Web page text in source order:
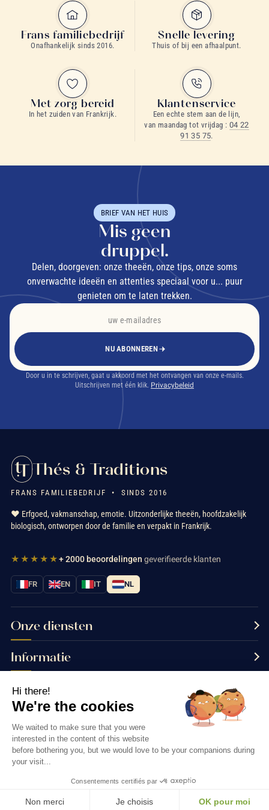
Frans familiebedrijf
Onafhankelijk sinds 2016.
Snelle levering
Thuis of bij een afhaalpunt.
Met zorg bereid
In het zuiden van Frankrijk.
Klantenservice
Een echte stem aan de lijn,
van maandag tot vrijdag : 04 22
91 35 75.
BRIEF VAN HET HUIS
Mis geen
druppel.
Delen, doorgeven: onze theeën, onze tips, onze soms
onverwachte ideeën en attenties speciaal voor u... puur
genieten om te laten trekken.
NU ABONNEREN
Door u in te schrijven, gaat u akkoord met het ontvangen van onze e-mails.
Uitschrijven met één klik. Privacybeleid
Thés & Traditions
FRANS FAMILIEBEDRIJF • SINDS 2016
❤️ Erfgoed, vakmanschap, emotie. Uitzonderlijke theeën, hoofdzakelijk
biologisch, ontworpen door de familie en verpakt in Frankrijk.
★★★★★+ 2000 beoordelingen geverifieerde klanten
FR EN IT NL
Onze diensten
Informatie
Neem contact met ons op
Thés & Traditions © 2026
Hi there!
We're the cookies
We waited to make sure that you were
interested in the content of this website
before bothering you, but we would love to be your companions during
your visit...
Consentements certifiés par
Non merci Je choisis OK pour moi